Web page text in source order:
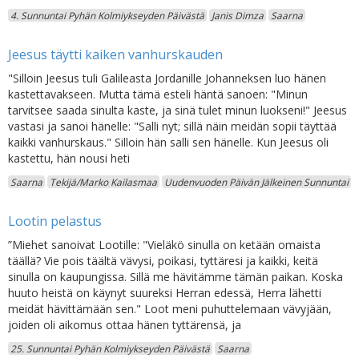
4. Sunnuntai Pyhän Kolmiykseyden Päivästä Janis Dimza Saarna
Jeesus täytti kaiken vanhurskauden
"Silloin Jeesus tuli Galileasta Jordanille Johanneksen luo hänen
kastettavakseen. Mutta tämä esteli häntä sanoen: "Minun
tarvitsee saada sinulta kaste, ja sinä tulet minun luokseni!" Jeesus
vastasi ja sanoi hänelle: "Salli nyt; sillä näin meidän sopii täyttää
kaikki vanhurskaus." Silloin hän salli sen hänelle. Kun Jeesus oli
kastettu, hän nousi heti
Saarna Tekijä/Marko Kailasmaa Uudenvuoden Päivän Jälkeinen Sunnuntai
Lootin pelastus
”Miehet sanoivat Lootille: "Vieläkö sinulla on ketään omaista
täällä? Vie pois täältä vävysi, poikasi, tyttäresi ja kaikki, keitä
sinulla on kaupungissa. Sillä me hävitämme tämän paikan. Koska
huuto heistä on käynyt suureksi Herran edessä, Herra lähetti
meidät hävittämään sen." Loot meni puhuttelemaan vävyjään,
joiden oli aikomus ottaa hänen tyttärensä, ja
25. Sunnuntai Pyhän Kolmiykseyden Päivästä Saarna